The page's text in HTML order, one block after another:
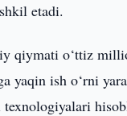
etadi.
qiymati o‘ttiz
yaqin ish o‘rni
texnologiyalari